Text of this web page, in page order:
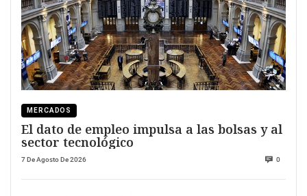
MERCADOS
El dato de empleo impulsa a las bolsas y al
sector tecnológico
7 De Agosto De 2026 0